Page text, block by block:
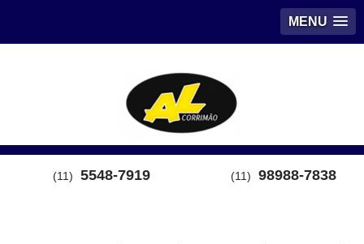
MENU
(11) 5548-7919 (11) 98988-7838